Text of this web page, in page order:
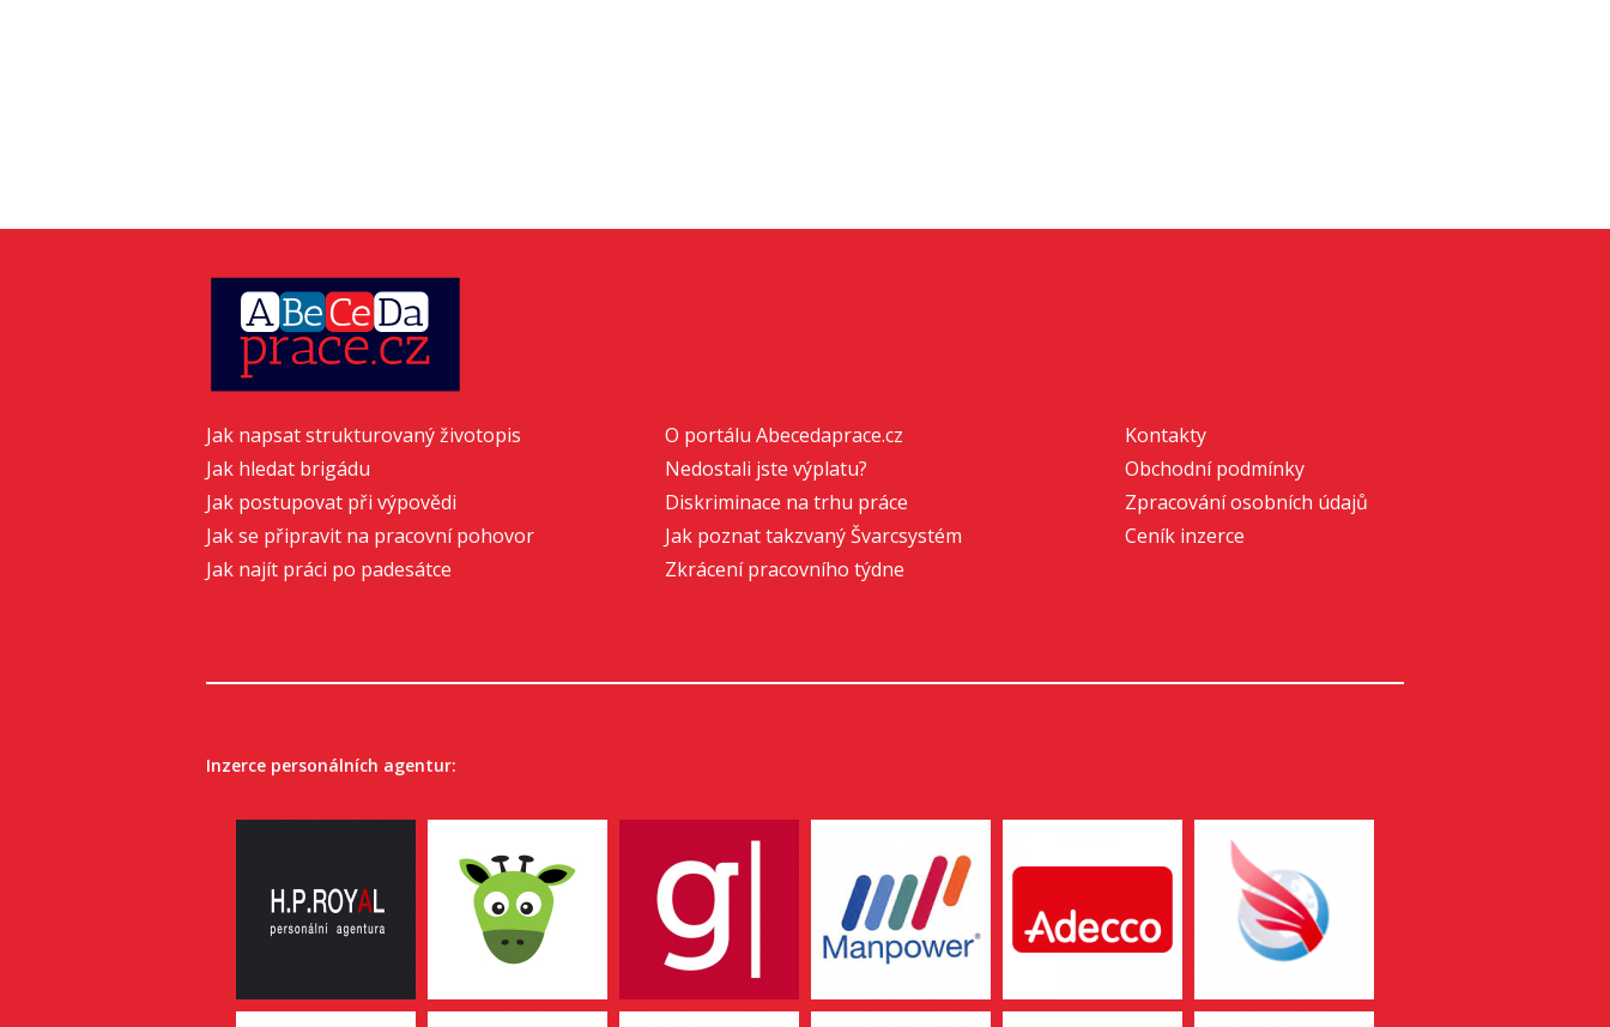
Jak napsat strukturovaný životopis
Jak hledat brigádu
Jak postupovat při výpovědi
Jak se připravit na pracovní pohovor
Jak najít práci po padesátce
O portálu Abecedaprace.cz
Nedostali jste výplatu?
Diskriminace na trhu práce
Jak poznat takzvaný Švarcsystém
Zkrácení pracovního týdne
Kontakty
Obchodní podmínky
Zpracování osobních údajů
Ceník inzerce
Inzerce personálních agentur: